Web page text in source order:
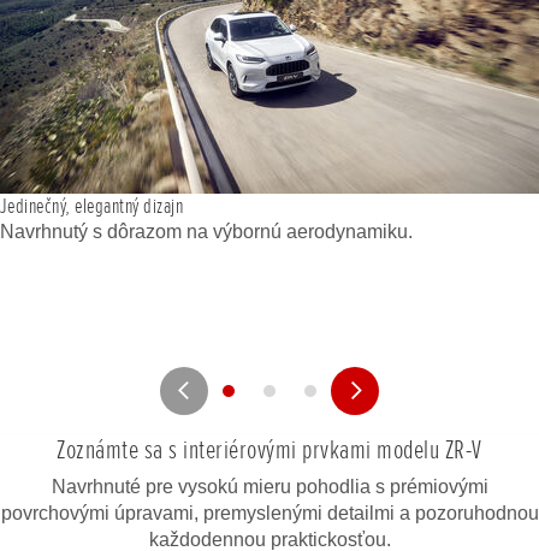
Jedinečný, elegantný dizajn
Navrhnutý s dôrazom na výbornú aerodynamiku.
Zoznámte sa s interiérovými prvkami modelu ZR-V
Navrhnuté pre vysokú mieru pohodlia s prémiovými
povrchovými úpravami, premyslenými detailmi a pozoruhodnou
každodennou praktickosťou.